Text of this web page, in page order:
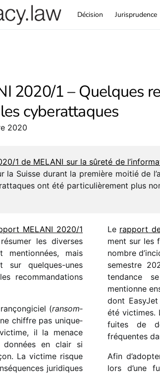
Décision Jurisprudence
2020/​1 – Quelques
cyberattaques
2020
​1 de MELANI sur la sûreté de
la Suisse durant la première moitié de
ont été parti­cu­liè­re­ment plus
MELANI 2020/​1
les diverses
mais
sur quelques-unes
recom­man­da­tions
(ransom­
chiffre pas unique­
il la menace
en clair si
La victime risque
juri­diques
Le rapport
ment sur les
nombre
semestre
tendance
mentionne
dont
été victimes.
fuites de
fréquentes
Afin
lors d’une